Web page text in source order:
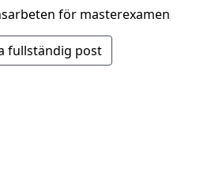
för masterexamen
fullständig post